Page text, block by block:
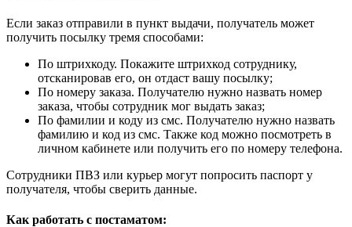
Если заказ отправили в пункт выдачи, получатель может
получить посылку тремя способами:
По штрихкоду. Покажите штрихкод сотруднику,
отсканировав его, он отдаст вашу посылку;
По номеру заказа. Получателю нужно назвать номер
заказа, чтобы сотрудник мог выдать заказ;
По фамилии и коду из смс. Получателю нужно назвать
фамилию и код из смс. Также код можно посмотреть в
личном кабинете или получить его по номеру телефона.
Сотрудники ПВЗ или курьер могут попросить паспорт у
получателя, чтобы сверить данные.
Как работать с постаматом: